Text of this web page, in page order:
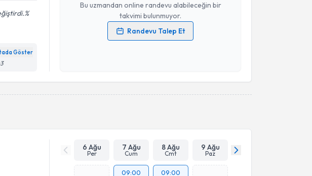
Göster
Bu uzmandan online randevu alabileceğin bir
takvimi bulunmuyor.
Randevu Talep Et
Kişisel verilerimin işlenmesine ilişkinAydınlatma Metni
Takvim Talebini Gönder
6 Ağu
Per
7 Ağu
Cum
8 Ağu
Cmt
9 Ağu
Paz
09:00
09:00